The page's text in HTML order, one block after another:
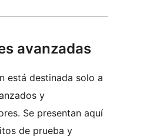
avanzadas
está destinada solo a
y
Se presentan aquí
de prueba y